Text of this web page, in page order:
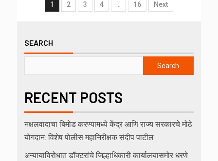
1 2 3 4 16 Next
SEARCH
Search
RECENT POSTS
नक्षलवादाचा बिमोड करण्यामध्ये केंद्र आणि राज्य सरकारचे मोठे
योगदान: विशेष पोलीस महानिरीक्षक संदीप पाटील
अन्यायाविरोधात डॉक्टरांचे जिल्हाधिकारी कार्यालयासमोर धरणे